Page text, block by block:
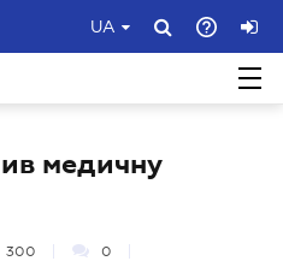
UA
медичну
300 0